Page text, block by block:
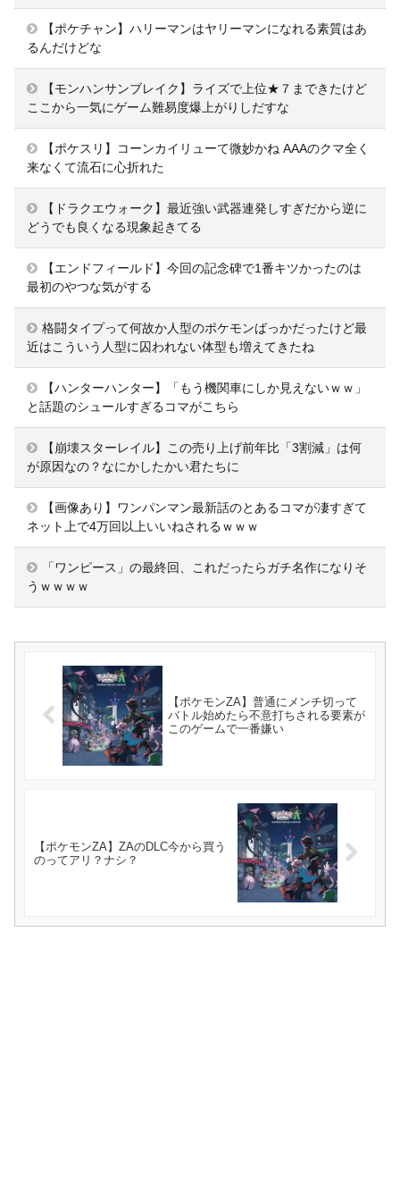
【ポケチャン】ハリーマンはヤリーマンになれる素質はあ
るんだけどな
【モンハンサンブレイク】ライズで上位★７まできたけど
ここから一気にゲーム難易度爆上がりしだすな
【ポケスリ】コーンカイリューて微妙かね AAAのクマ全く
来なくて流石に心折れた
【ドラクエウォーク】最近強い武器連発しすぎだから逆に
どうでも良くなる現象起きてる
【エンドフィールド】今回の記念碑で1番キツかったのは
最初のやつな気がする
格闘タイプって何故か人型のポケモンばっかだったけど最
近はこういう人型に囚われない体型も増えてきたね
【ハンターハンター】「もう機関車にしか見えないｗｗ」
と話題のシュールすぎるコマがこちら
【崩壊スターレイル】この売り上げ前年比「3割減」は何
が原因なの？なにかしたかい君たちに
【画像あり】ワンパンマン最新話のとあるコマが凄すぎて
ネット上で4万回以上いいねされるｗｗｗ
「ワンピース」の最終回、これだったらガチ名作になりそ
うｗｗｗｗ
【ポケモンZA】普通にメンチ切って
バトル始めたら不意打ちされる要素が
このゲームで一番嫌い
【ポケモンZA】ZAのDLC今から買う
のってアリ？ナシ？